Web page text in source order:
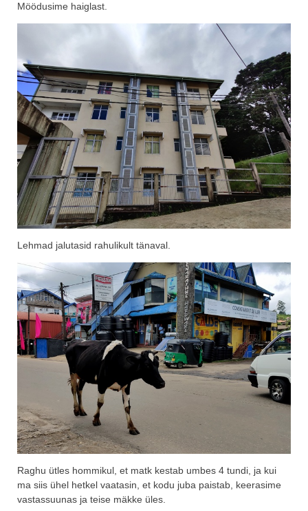
Möödusime haiglast.
Lehmad jalutasid rahulikult tänaval.
Raghu ütles hommikul, et matk kestab umbes 4 tundi, ja kui
ma siis ühel hetkel vaatasin, et kodu juba paistab, keerasime
vastassuunas ja teise mäkke üles.